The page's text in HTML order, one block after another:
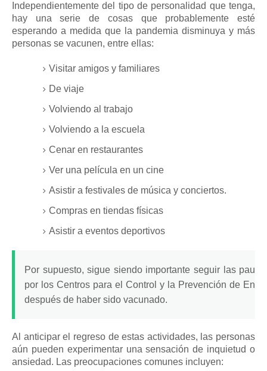
Independientemente del tipo de personalidad que tenga,
hay una serie de cosas que probablemente esté
esperando a medida que la pandemia disminuya y más
personas se vacunen, entre ellas:
Visitar amigos y familiares
De viaje
Volviendo al trabajo
Volviendo a la escuela
Cenar en restaurantes
Ver una película en un cine
Asistir a festivales de música y conciertos.
Compras en tiendas físicas
Asistir a eventos deportivos
Por supuesto, sigue siendo importante seguir las
por los Centros para el Control y la Prevención de
después de haber sido vacunado.
Al anticipar el regreso de estas actividades, las personas
aún pueden experimentar una sensación de inquietud o
ansiedad. Las preocupaciones comunes incluyen: